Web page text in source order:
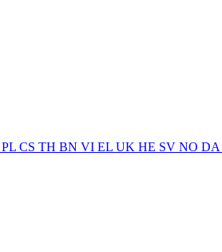
PL CS TH BN VI EL UK HE SV NO DA